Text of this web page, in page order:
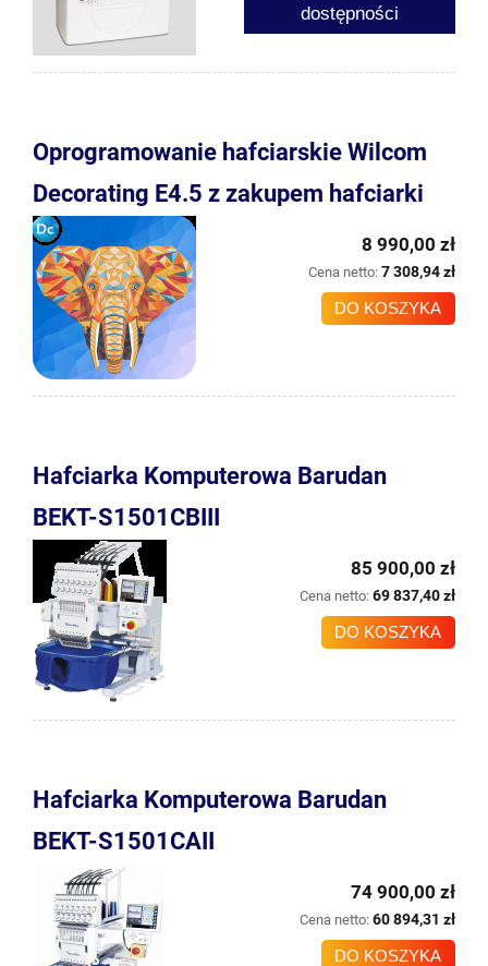
dostępności
Oprogramowanie hafciarskie Wilcom
Decorating E4.5 z zakupem hafciarki
8 990,00 zł
Cena netto: 7 308,94 zł
DO KOSZYKA
Hafciarka Komputerowa Barudan
BEKT-S1501CBIII
85 900,00 zł
Cena netto: 69 837,40 zł
DO KOSZYKA
Hafciarka Komputerowa Barudan
BEKT-S1501CAII
74 900,00 zł
Cena netto: 60 894,31 zł
DO KOSZYKA